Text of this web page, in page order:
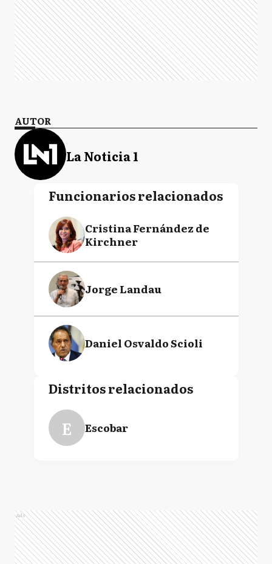
AUTOR
La Noticia 1
Funcionarios relacionados
Cristina Fernández de
Kirchner
Jorge Landau
Daniel Osvaldo Scioli
Distritos relacionados
E Escobar
Ads